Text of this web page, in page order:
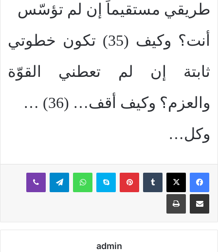
طريقي مستقيماً إن لم تؤسّس
أنت؟ وكيف (35) تكون خطوتي
ثابتة إن لم تعطني القوّة
والعزم؟ وكيف أقف… (36) …
وكل…
بينتيريستسكايب واتساب تيلقرام ڤايبر
مشاركة عبر البريد طباعة
admin